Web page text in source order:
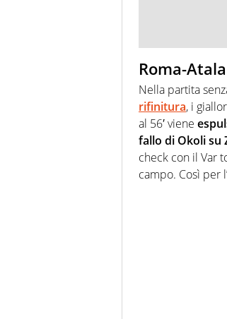
Roma-
Nella partita
rifinitura, i
al 56′ viene
fallo di Okoli su
check con il Var
campo. Così per